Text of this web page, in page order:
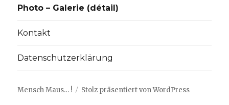
Photo – Galerie (détail)
Kontakt
Datenschutzerklärung
Mensch Maus… ! Stolz präsentiert von WordPress